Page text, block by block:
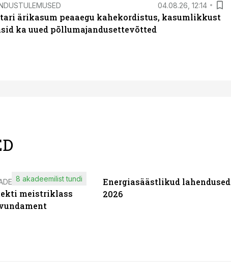
04.08.26, 12:14
ärikasum peaaegu kahekordistus, kasumlikkust
ka uued põllumajandusettevõtted
meistriklass
8 akadeemilist tundi
Energiasäästlikud lahendused
2026